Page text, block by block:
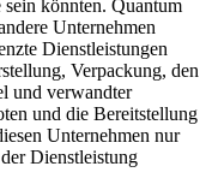
könnten. Quantum
Unternehmen
Dienstleistungen
Verpackung, den
und verwandter
und die Bereitstellung
Unternehmen nur
Dienstleistung